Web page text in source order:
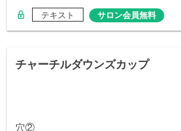
テキスト サロン会員無料
チャーチルダウンズカップ
穴②